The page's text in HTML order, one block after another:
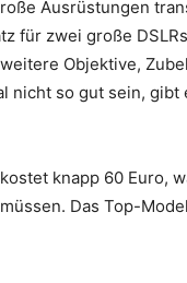
Ausrüstungen
für zwei große
Objektive,
nicht so gut sein,
knapp 60 Euro,
Das Top-